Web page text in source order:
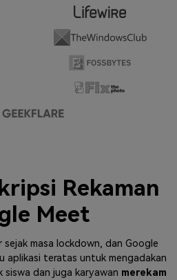
Rekaman
Meet
masa lockdown, dan Google
aplikasi teratas untuk mengadakan
siswa dan juga karyawan merekam